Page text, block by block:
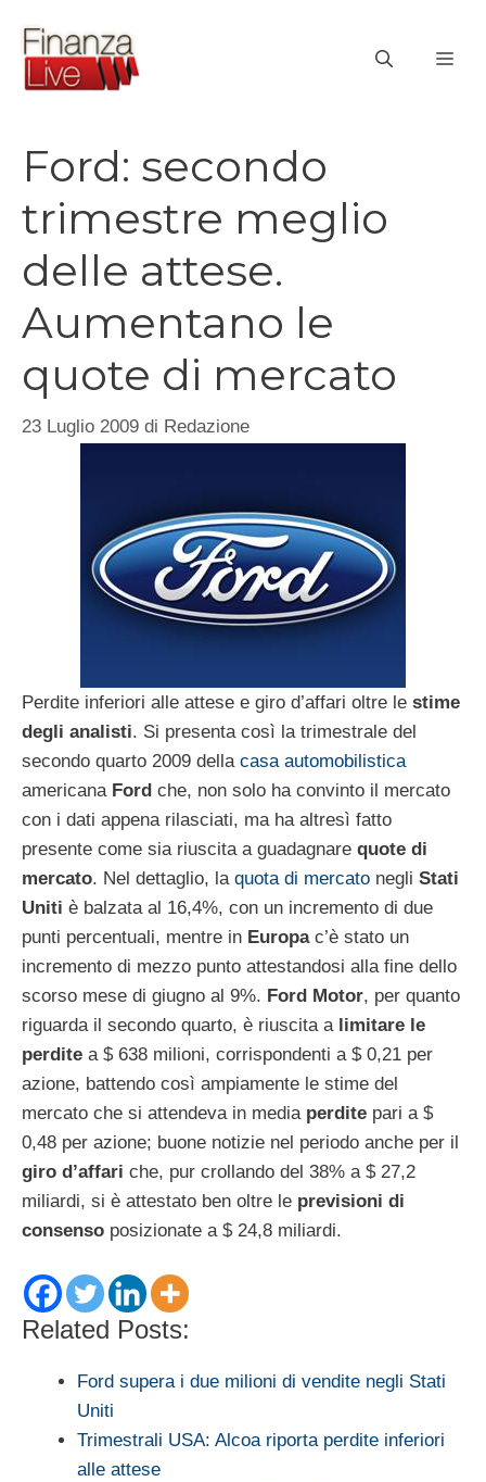
contenuto
Ford: secondo
trimestre meglio
delle attese.
Aumentano le
quote di mercato
23 Luglio 2009 di Redazione
Perdite inferiori alle attese e giro d’affari oltre le stime
degli analisti. Si presenta così la trimestrale del
secondo quarto 2009 della casa automobilistica
americana Ford che, non solo ha convinto il mercato
con i dati appena rilasciati, ma ha altresì fatto
presente come sia riuscita a guadagnare quote di
mercato. Nel dettaglio, la quota di mercato negli Stati
Uniti è balzata al 16,4%, con un incremento di due
punti percentuali, mentre in Europac’è stato un
incremento di mezzo punto attestandosi alla fine dello
scorso mese di giugno al 9%. Ford Motor, per quanto
riguarda il secondo quarto, è riuscita a limitare le
perdite a $ 638 milioni, corrispondenti a $ 0,21 per
azione, battendo così ampiamente le stime del
mercato che si attendeva in media perdite pari a $
0,48 per azione; buone notizie nel periodo anche per il
giro d’affari che, pur crollando del 38% a $ 27,2
miliardi, si è attestato ben oltre le previsioni di
consenso posizionate a $ 24,8 miliardi.
Related Posts:
Ford supera i due milioni di vendite negli Stati
Uniti
Trimestrali USA: Alcoa riporta perdite inferiori
alle attese